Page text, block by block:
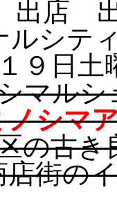
マルシ
ノシマ
の古き
街の